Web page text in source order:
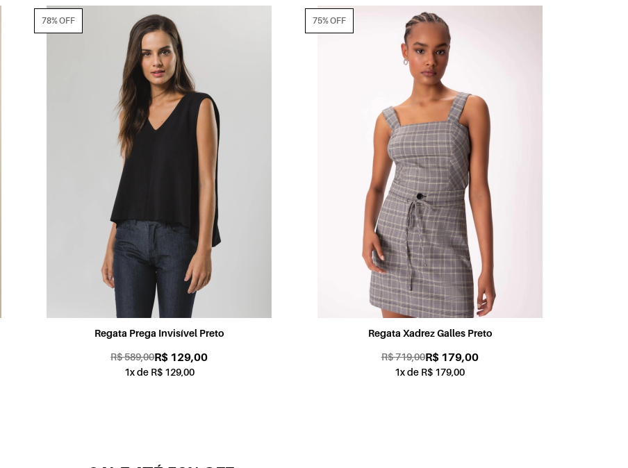
Regata Prega Invisível Preto
R$ 589,00R$ 129,00
1x de R$ 129,00
78% OFF
Regata Xadrez Galles Preto
R$ 719,00R$ 179,00
1x de R$ 179,00
75% OFF